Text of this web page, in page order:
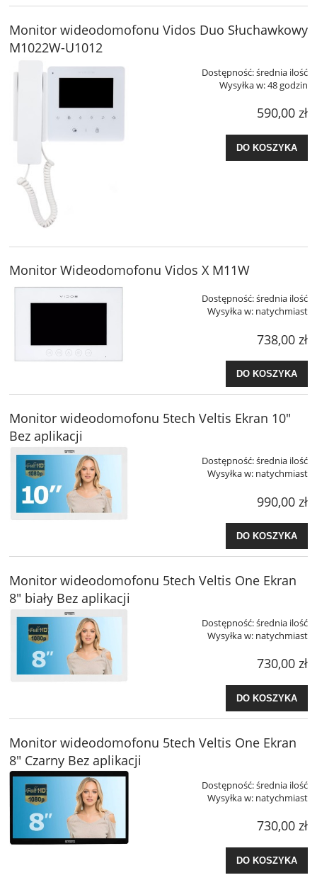
Monitor wideodomofonu Vidos Duo Słuchawkowy
M1022W-U1012
Dostępność:średnia ilość
Wysyłka w:48 godzin
590,00 zł
DO KOSZYKA
Monitor Wideodomofonu Vidos X M11W
Dostępność:średnia ilość
Wysyłka w: natychmiast
738,00 zł
DO KOSZYKA
Monitor wideodomofonu 5tech Veltis Ekran 10"
Bez aplikacji
Dostępność:średnia ilość
Wysyłka w: natychmiast
990,00 zł
DO KOSZYKA
Monitor wideodomofonu 5tech Veltis One Ekran
8" biały Bez aplikacji
Dostępność:średnia ilość
Wysyłka w: natychmiast
730,00 zł
DO KOSZYKA
Monitor wideodomofonu 5tech Veltis One Ekran
8" Czarny Bez aplikacji
Dostępność:średnia ilość
Wysyłka w: natychmiast
730,00 zł
DO KOSZYKA